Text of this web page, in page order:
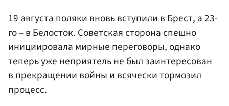
19 августа поляки вновь вступили в Брест, а 23-
го – в Белосток. Советская сторона спешно
инициировала мирные переговоры, однако
теперь уже неприятель не был заинтересован
в прекращении войны и всячески тормозил
процесс.